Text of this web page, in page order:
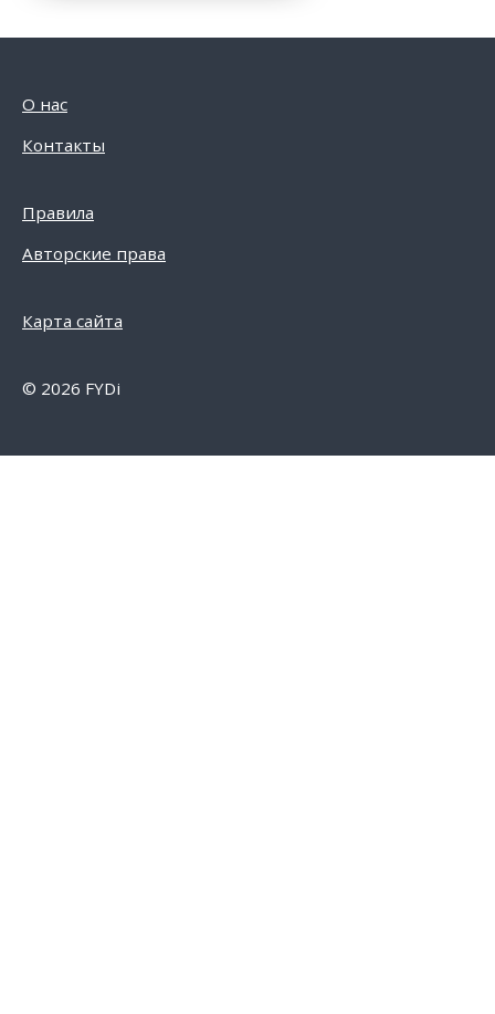
О нас
Контакты
Правила
Авторские права
Карта сайта
© 2026 FYDi